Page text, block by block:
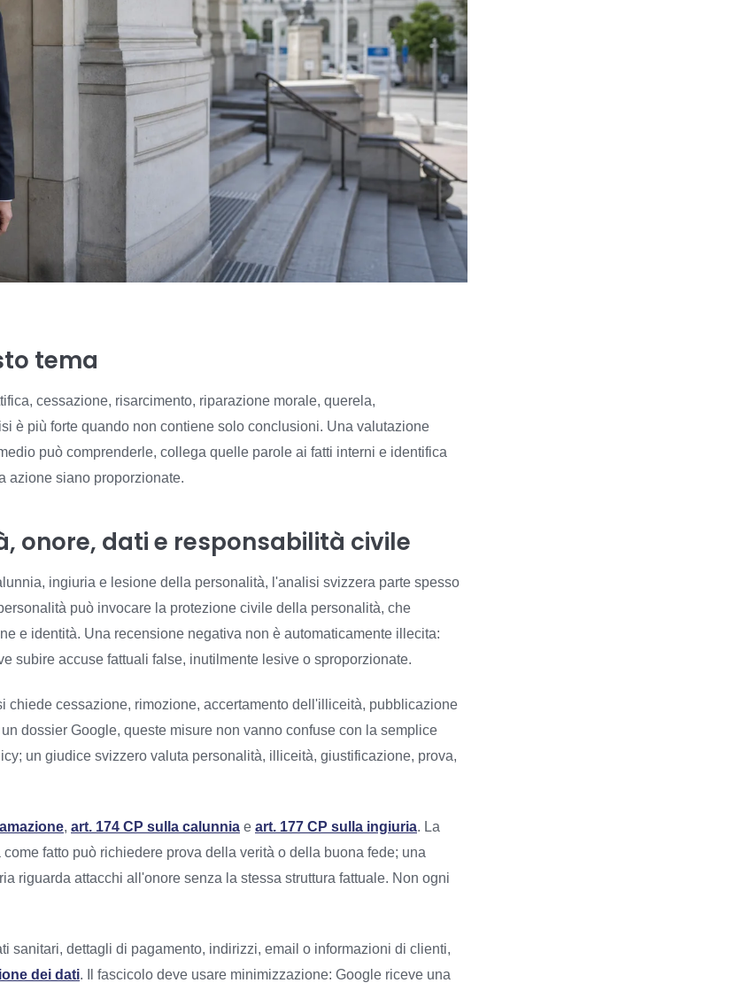
tema
cessazione, risarcimento, riparazione morale, querela,
è più forte quando non contiene solo conclusioni. Una valutazione
può comprenderle, collega quelle parole ai fatti interni e identifica
azione siano proporzionate.
onore, dati e responsabilità civile
ingiuria e lesione della personalità, l'analisi svizzera parte spesso
può invocare la protezione civile della personalità, che
e identità. Una recensione negativa non è automaticamente illecita:
subire accuse fattuali false, inutilmente lesive o sproporzionate.
chiede cessazione, rimozione, accertamento dell'illiceità, pubblicazione
dossier Google, queste misure non vanno confuse con la semplice
un giudice svizzero valuta personalità, illiceità, giustificazione, prova,
, art. 174 CP sulla calunnia e art. 177 CP sulla ingiuria. La
fatto può richiedere prova della verità o della buona fede; una
riguarda attacchi all'onore senza la stessa struttura fattuale. Non ogni
sanitari, dettagli di pagamento, indirizzi, email o informazioni di clienti,
dei dati. Il fascicolo deve usare minimizzazione: Google riceve una